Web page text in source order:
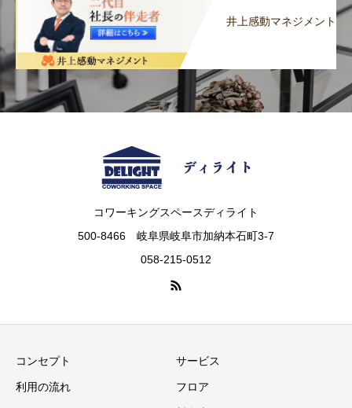
井上感動マネジメント
コワーキングスペースディライト
500-8466 岐阜県岐阜市加納本石町3-7
058-215-0512
コンセプト サービス
利用の流れ フロア